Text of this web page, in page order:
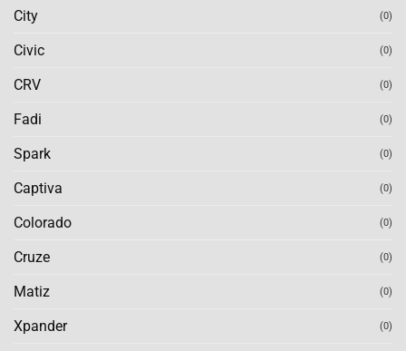
City (0)
Civic (0)
CRV (0)
Fadi (0)
Spark (0)
Captiva (0)
Colorado (0)
Cruze (0)
Matiz (0)
Xpander (0)